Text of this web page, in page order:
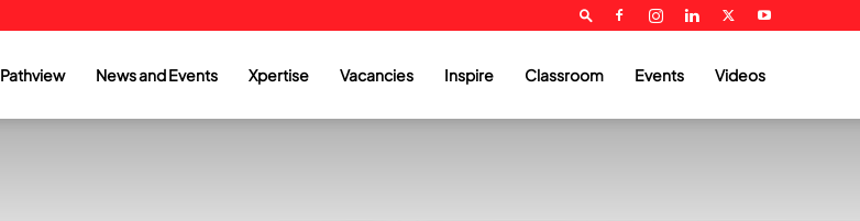
Pathview News and Events Xpertise Vacancies Inspire Classroom Events Videos